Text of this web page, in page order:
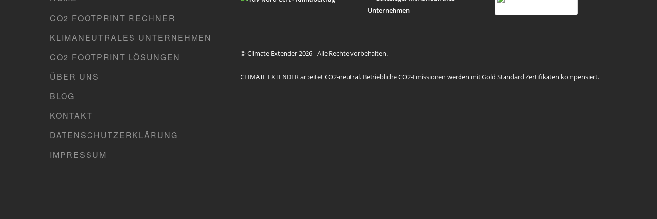
CO2 FOOTPRINT RECHNER
KLIMANEUTRALES UNTERNEHMEN
CO2 FOOTPRINT LÖSUNGEN
ÜBER UNS
BLOG
KONTAKT
DATENSCHUTZERKLÄRUNG
IMPRESSUM
© Climate Extender 2026 - Alle Rechte vorbehalten.
CLIMATE EXTENDER arbeitet CO2-neutral. Betriebliche CO2-Emissionen werden mit Gold Standard Zertifikaten kompensiert.